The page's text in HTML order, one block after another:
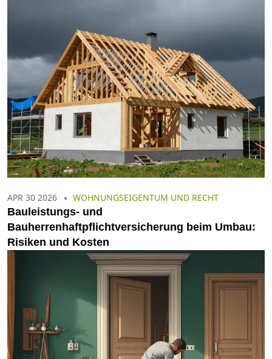
APR 30 2026 WOHNUNGSEIGENTUM UND RECHT
Bauleistungs- und
Bauherrenhaftpflichtversicherung beim Umbau:
Risiken und Kosten